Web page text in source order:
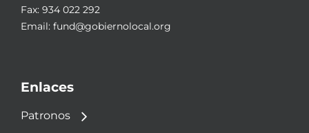
Fax: 934 022 292
Email: fund@gobiernolocal.org
Enlaces
Patronos